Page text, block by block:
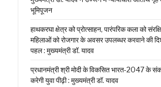
भूमिपूजन
हाथकरघा क्षेत्र को प्रोत्साहन, पारंपरिक कला को
महिलाओं को रोजगार के अवसर उपलब्धर करवाने की
पहल : मुख्यमंत्री डॉ. यादव
प्रधानमंत्री श्री मोदी के विकसित भारत-2047 के
करेगी युवा पीढ़ी : मुख्यमंत्री डॉ. यादव